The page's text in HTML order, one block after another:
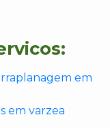
em
em varzea